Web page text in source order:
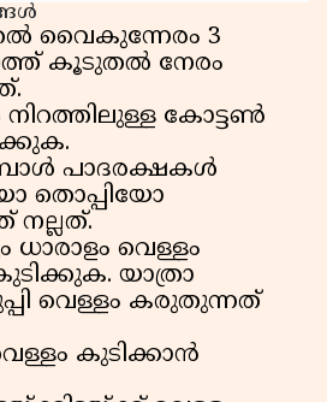
വൈകുന്നേരം 3
കൂടുതല്‍ നേരം
കോട്ടണ്‍
പാദരക്ഷകള്‍
തൊപ്പിയോ
നല്ലത്.
ധാരാളം വെള്ളം
യാത്രാ
വെള്ളം കരുതുന്നത്
വെള്ളം കുടിക്കാന്‍